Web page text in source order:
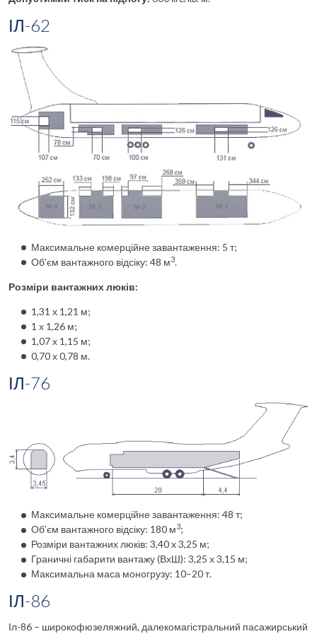
ІЛ-62
Максимальне комерційне завантаження: 5 т;
Об’єм вантажного відсіку: 48 м3.
Розміри вантажних люків:
1,31 х 1,21 м;
1 х 1,26 м;
1,07 х 1,15 м;
0,70 х 0,78 м.
ІЛ-76
Максимальне комерційне завантаження: 48 т;
Об’єм вантажного відсіку: 180 м3;
Розміри вантажних люків: 3,40 x 3,25 м;
Граничні габарити вантажу (ВхШ): 3,25 х 3,15 м;
Максимальна маса моногрузу: 10–20 т.
ІЛ-86
Іл-86 – широкофюзеляжний, далекомагістральний пасажирський